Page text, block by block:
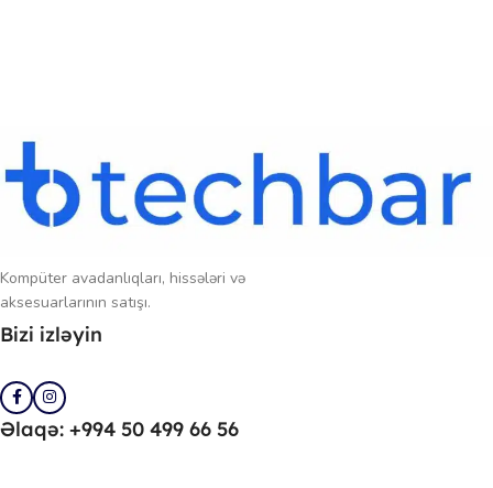
Kompüter avadanlıqları, hissələri və
aksesuarlarının satışı.
Bizi izləyin
Əlaqə: +994 50 499 66 56